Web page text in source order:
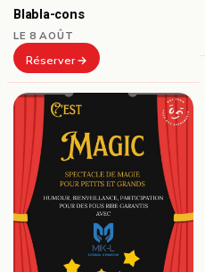
Blabla-cons
LE 8 AOÛT
Réserver